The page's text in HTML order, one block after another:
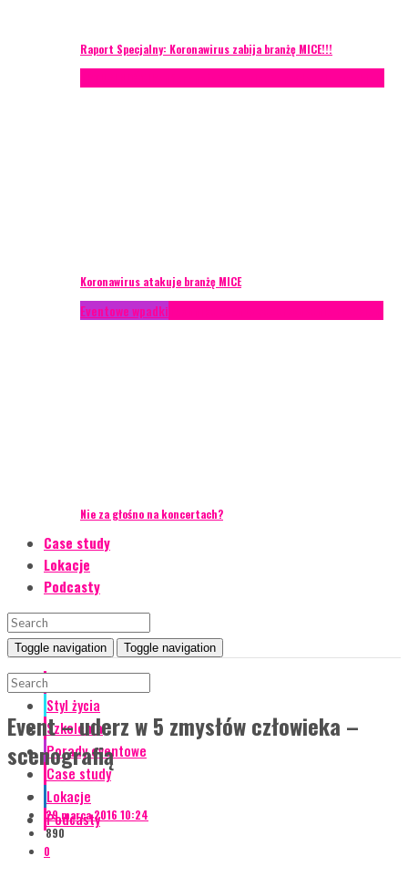
Raport Specjalny: Koronawirus zabija branżę MICE!!!
Koronawirus atakuje branżę MICE
Eventowe wpadki
Nie za głośno na koncertach?
Case study
Lokacje
Podcasty
Toggle navigation Toggle navigation
Event Talks
Styl życia
Szkolenia
Porady eventowe
Case study
Lokacje
Podcasty
Event – uderz w 5 zmysłów człowieka –
scenografią
29 marca 2016 10:24
890
0